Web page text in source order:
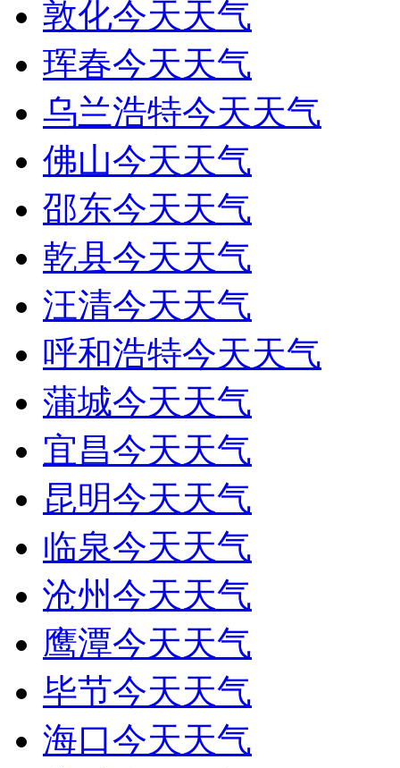
敦化今天天气
珲春今天天气
乌兰浩特今天天气
佛山今天天气
邵东今天天气
乾县今天天气
汪清今天天气
呼和浩特今天天气
蒲城今天天气
宜昌今天天气
昆明今天天气
临泉今天天气
沧州今天天气
鹰潭今天天气
毕节今天天气
海口今天天气